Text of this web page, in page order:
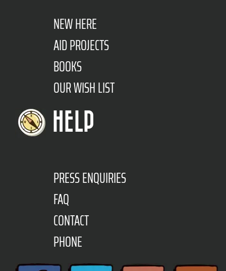
NEW HERE
AID PROJECTS
BOOKS
OUR WISH LIST
HELP
PRESS ENQUIRIES
FAQ
CONTACT
PHONE